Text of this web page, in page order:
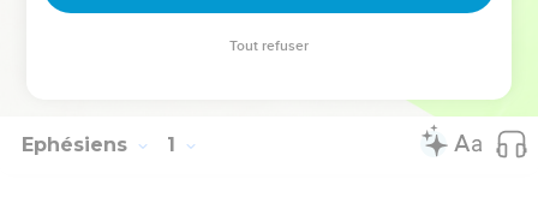
permission. All rights reserved worldwide.
Ephésiens 1
Tout refuser